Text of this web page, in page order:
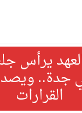
يرأس
جدة..
القرارات